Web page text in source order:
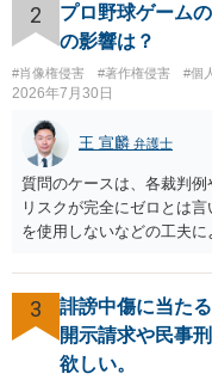
2
プロ野球ゲーム
の影響は？
#肖像権侵害 #著作権侵害 #個
2026年7月30日
王 宣麟 弁護士
質問のケースは、各裁判
リスクが完全にゼロとは
を使用しないなどの工夫
推測できる」という点は
利用を目的とする」と判
です。 また、広告収益の
性がありますが、決定的
成否は、主に「専ら顧客
3
誹謗中傷に当た
開示請求や民事
欲しい。